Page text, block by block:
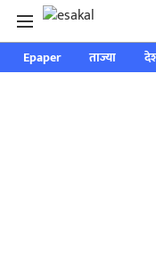
Epaper ताज्या